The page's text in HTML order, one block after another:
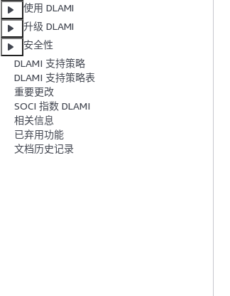
使用 DLAMI
升级 DLAMI
安全性
DLAMI 支持策略
DLAMI 支持策略表
重要更改
SOCI 指数 DLAMI
相关信息
已弃用功能
文档历史记录